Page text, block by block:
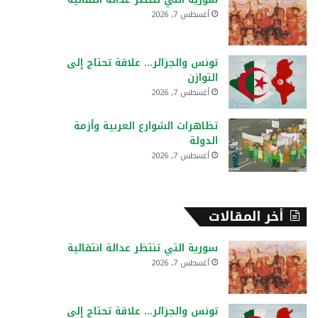
: أغسطس 7, 2026
تونس والجزائر… علاقة تحتاج إلى
التوازن
أغسطس 7, 2026
تظاهرات الشوارع العربية وأزمة
الدولة
أغسطس 7, 2026
أخر المقالات
سورية التي تنتظر عدالة انتقالية
أغسطس 7, 2026
تونس والجزائر… علاقة تحتاج إلى